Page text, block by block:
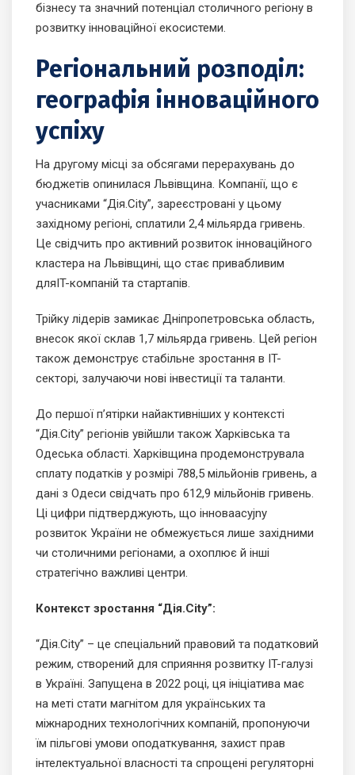
бізнесу та значний потенціал столичного регіону в
розвитку інноваційної екосистеми.
Регіональний розподіл:
географія інноваційного
успіху
На другому місці за обсягами перерахувань до
бюджетів опинилася Львівщина. Компанії, що є
учасниками “Дія.City”, зареєстровані у цьому
західному регіоні, сплатили 2,4 мільярда гривень.
Це свідчить про активний розвиток інноваційного
кластера на Львівщині, що стає привабливим
дляIT-компаній та стартапів.
Трійку лідерів замикає Дніпропетровська область,
внесок якої склав 1,7 мільярда гривень. Цей регіон
також демонструє стабільне зростання в IT-
секторі, залучаючи нові інвестиції та таланти.
До першої п’ятірки найактивніших у контексті
“Дія.City” регіонів увійшли також Харківська та
Одеська області. Харківщина продемонструвала
сплату податків у розмірі 788,5 мільйонів гривень, а
дані з Одеси свідчать про 612,9 мільйонів гривень.
Ці цифри підтверджують, що інноваacyjny
розвиток України не обмежується лише західними
чи столичними регіонами, а охоплює й інші
стратегічно важливі центри.
Контекст зростання “Дія.City”:
“Дія.City” – це спеціальний правовий та податковий
режим, створений для сприяння розвитку IT-галузі
в Україні. Запущена в 2022 році, ця ініціатива має
на меті стати магнітом для українських та
міжнародних технологічних компаній, пропонуючи
їм пільгові умови оподаткування, захист прав
інтелектуальної власності та спрощені регуляторні